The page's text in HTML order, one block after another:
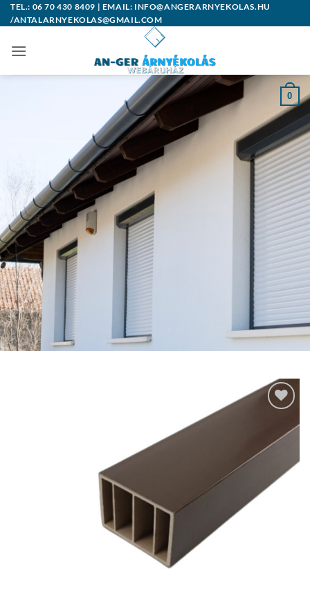
Skip
to
TEL.: 06 70 430 8409 | EMAIL: INFO@ANGERARNYEKOLAS.HU
/ANTALARNYEKOLAS@GMAIL.COM
0
wishlist